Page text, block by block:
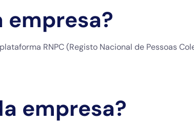
empresa?
RNPC (Registo Nacional de Pessoas
empresa?